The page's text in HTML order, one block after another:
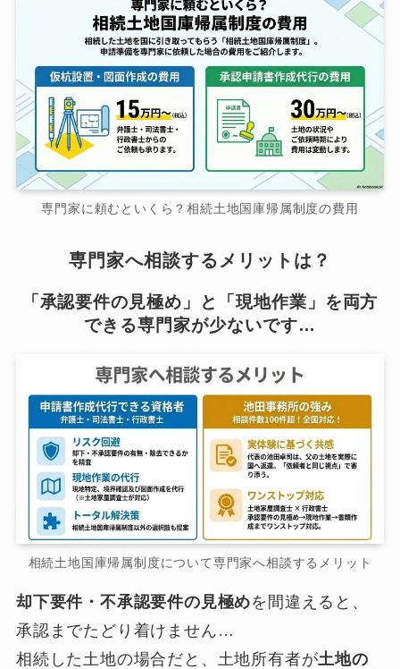
専門家に頼むといくら？相続土地国庫帰属制度の費用
専門家へ相談するメリットは？
「承認要件の見極め」と「現地作業」を両方
できる専門家が少ないです…
相続土地国庫帰属制度について専門家へ相談するメリット
却下要件・不承認要件の見極めを間違えると、
承認までたどり着けません…
相続した土地の場合だと、土地所有者が土地の